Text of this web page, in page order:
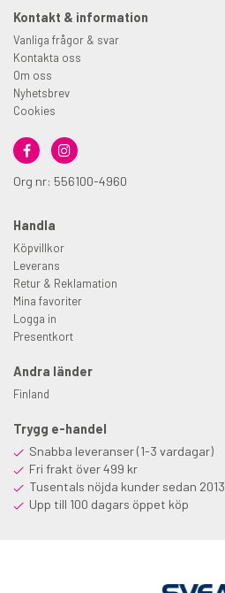
Kontakt & information
Vanliga frågor & svar
Kontakta oss
Om oss
Nyhetsbrev
Cookies
Org nr: 556100-4960
Handla
Köpvillkor
Leverans
Retur & Reklamation
Mina favoriter
Logga in
Presentkort
Andra länder
Finland
Trygg e-handel
Snabba leveranser (1-3 vardagar)
Fri frakt över 499 kr
Tusentals nöjda kunder sedan 2013
Upp till 100 dagars öppet köp